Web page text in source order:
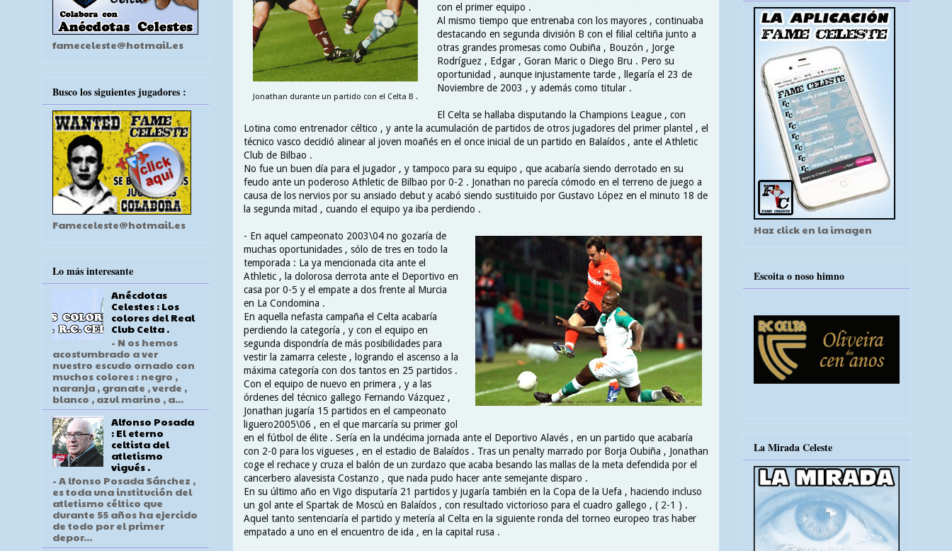
Jonathan durante un partido con el Celta B .
con el primer equipo .
Al mismo tiempo que entrenaba con los mayores , continuaba
destacando en segunda división B con el filial celtiña junto a
otras grandes promesas como Oubiña , Bouzón , Jorge
Rodríguez , Edgar , Goran Maric o Diego Bru . Pero su
oportunidad , aunque injustamente tarde , llegaría el 23 de
Noviembre de 2003 , y además como titular .
El Celta se hallaba disputando la Champions League , con
Lotina como entrenador céltico , y ante la acumulación de partidos de otros jugadores del primer plantel , el
técnico vasco decidió alinear al joven moañés en el once inicial de un partido en Balaídos , ante el Athletic
Club de Bilbao .
No fue un buen día para el jugador , y tampoco para su equipo , que acabaría siendo derrotado en su
feudo ante un poderoso Athletic de Bilbao por 0-2 . Jonathan no parecía cómodo en el terreno de juego a
causa de los nervios por su ansiado debut y acabó siendo sustituido por Gustavo López en el minuto 18 de
la segunda mitad , cuando el equipo ya iba perdiendo .
- En aquel campeonato 2003\04 no gozaría de
muchas oportunidades , sólo de tres en todo la
temporada : La ya mencionada cita ante el
Athletic , la dolorosa derrota ante el Deportivo en
casa por 0-5 y el empate a dos frente al Murcia
en La Condomina .
En aquella nefasta campaña el Celta acabaría
perdiendo la categoría , y con el equipo en
segunda dispondría de más posibilidades para
vestir la zamarra celeste , logrando el ascenso a la
máxima categoría con dos tantos en 25 partidos .
Con el equipo de nuevo en primera , y a las
órdenes del técnico gallego Fernando Vázquez ,
Jonathan jugaría 15 partidos en el campeonato
liguero2005\06 , en el que marcaría su primer gol
en el fútbol de élite . Sería en la undécima jornada ante el Deportivo Alavés , en un partido que acabaría
con 2-0 para los vigueses , en el estadio de Balaídos . Tras un penalty marrado por Borja Oubiña , Jonathan
coge el rechace y cruza el balón de un zurdazo que acaba besando las mallas de la meta defendida por el
cancerbero alavesista Costanzo , que nada pudo hacer ante semejante disparo .
En su último año en Vigo disputaría 21 partidos y jugaría también en la Copa de la Uefa , haciendo incluso
un gol ante el Spartak de Moscú en Balaídos , con resultado victorioso para el cuadro gallego , ( 2-1 ) .
Aquel tanto sentenciaría el partido y metería al Celta en la siguiente ronda del torneo europeo tras haber
empatado a uno en el encuentro de ida , en la capital rusa .
fameceleste@hotmail.es
Busco los siguientes jugadores :
Fameceleste@hotmail.es
Lo más interesante
Anécdotas
Celestes : Los
colores del Real
Club Celta .
- N os hemos
acostumbrado a ver
nuestro escudo ornado con
muchos colores : negro ,
naranja , granate , verde ,
blanco , azul marino , a...
Alfonso Posada
: El eterno
celtista del
atletismo
vigués .
- A lfonso Posada Sánchez ,
es toda una institución del
atletismo céltico que
durante 55 años ha ejercido
de todo por el primer
depor...
Haz click en la imagen
Escoita o noso himno
La Mirada Celeste